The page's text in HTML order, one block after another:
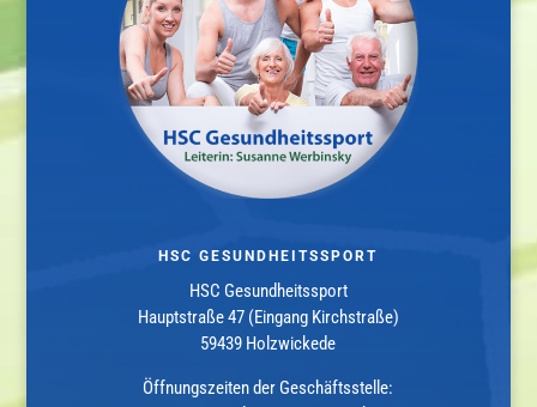
HSC GESUNDHEITSSPORT
HSC Gesundheitssport
Hauptstraße 47 (Eingang Kirchstraße)
59439 Holzwickede
Öffnungszeiten der Geschäftsstelle: